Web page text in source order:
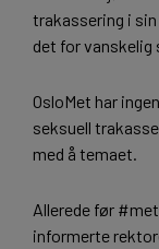
trakassering i
det for vanskelig
OsloMet har
seksuell
med å temaet.
Allerede før
informerte